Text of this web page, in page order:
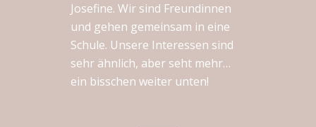
Josefine. Wir sind Freundinnen
und gehen gemeinsam in eine
Schule. Unsere Interessen sind
sehr ähnlich, aber seht mehr…
ein bisschen weiter unten!